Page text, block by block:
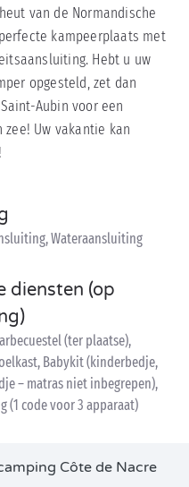
van de Normandische
kampeerplaats met
Hebt u uw
opgesteld, zet dan
Aubin voor een
Uw vakantie kan
Wateraansluiting
diensten (op
(ter plaatse),
Babykit (kinderbedje,
– matras niet inbegrepen),
(1 code voor 3 apparaat)
Côte de Nacre